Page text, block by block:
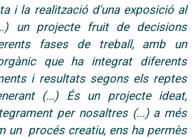
i la realització d'una exposició al
un projecte fruit de decisions
fases de treball, amb un
que ha integrat diferents
i resultats segons els reptes
(...) És un projecte ideat,
per nosaltres (...) a més
un procés creatiu, ens ha permès